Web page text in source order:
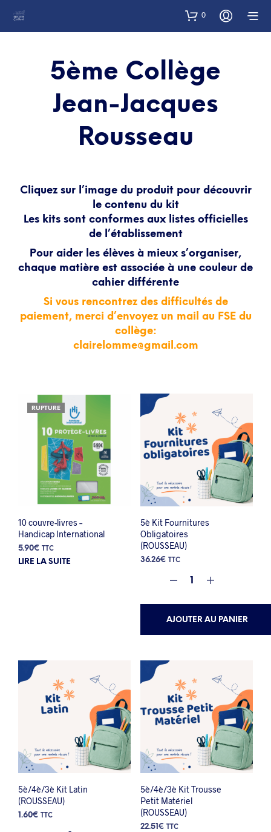
0
5ème Collège
Jean-Jacques
Rousseau
Cliquez sur l’image du produit pour découvrir
le contenu du kit
Les kits sont conformes aux listes officielles
de l’établissement
Pour aider les élèves à mieux s’organiser,
chaque matière est associée à une couleur de
cahier différente
Si vous rencontrez des difficultés de
paiement, merci d’envoyez un mail au FSE du
collège:
clairelomme@gmail.com
RUPTURE
10 couvre-livres –
Handicap International
5.90€ TTC
LIRE LA SUITE
5è Kit Fournitures
Obligatoires
(ROUSSEAU)
36.26€ TTC
AJOUTER AU PANIER
5è/4è/3è Kit Latin
(ROUSSEAU)
1.60€ TTC
5è/4è/3è Kit Trousse
Petit Matériel
(ROUSSEAU)
22.51 € TTC